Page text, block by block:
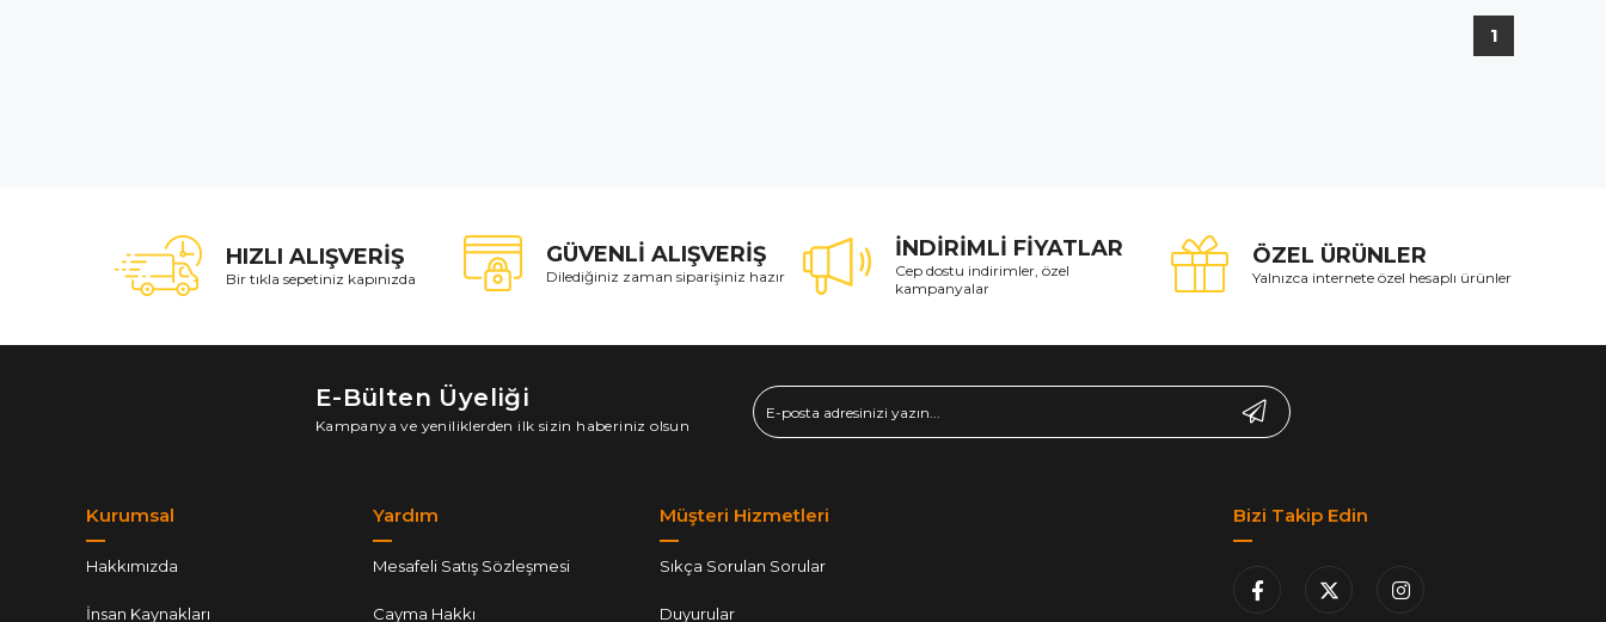
1
HIZLI ALIŞVERİŞ
Bir tıkla sepetiniz kapınızda
GÜVENLİ ALIŞVERİŞ
Dilediğiniz zaman siparişiniz hazır
İNDİRİMLİ FİYATLAR
Cep dostu indirimler, özel
kampanyalar
ÖZEL ÜRÜNLER
Yalnızca internete özel hesaplı ürünler
E-Bülten Üyeliği
Kampanya ve yeniliklerden ilk sizin haberiniz olsun
Kurumsal
Hakkımızda
İnsan Kaynakları
Yardım
Mesafeli Satış Sözleşmesi
Cayma Hakkı
Müşteri Hizmetleri
Sıkça Sorulan Sorular
Duyurular
Bizi Takip Edin